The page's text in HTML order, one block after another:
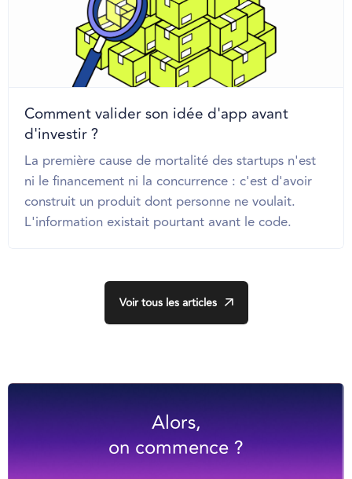
Comment valider son idée d'app avant
d'investir ?
La première cause de mortalité des startups n'est
ni le financement ni la concurrence : c'est d'avoir
construit un produit dont personne ne voulait.
L'information existait pourtant avant le code.
Voir tous les articles
Alors,
on commence ?